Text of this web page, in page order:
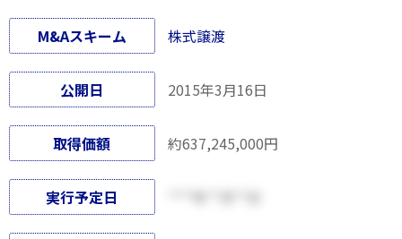
M&Aスキーム 株式譲渡
公開日 2015年3月16日
取得価額 約637,245,000円
実行予定日